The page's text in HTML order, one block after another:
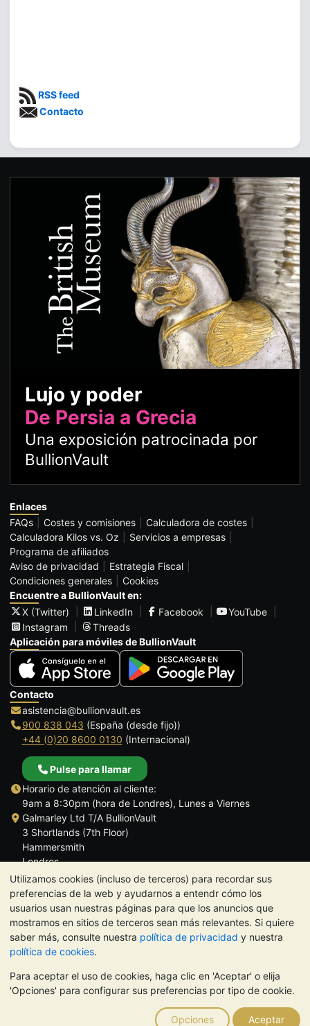
Utilizamos cookies (incluso de terceros) para recordar sus
preferencias de la web y ayudarnos a entendr cómo los
usuarios usan nuestras páginas para que los anuncios que
mostramos en sitios de terceros sean más relevantes. Si quiere
saber más, consulte nuestra política de privacidad y nuestra
política de cookies.
Para aceptar el uso de cookies, haga clic en 'Aceptar' o elija
'Opciones' para configurar sus preferencias por tipo de cookie.
Opciones Aceptar
RSS feed
Contacto
Lujo y poder
De Persia a Grecia
Una exposición patrocinada por
BullionVault
Enlaces
FAQs
Costes y comisiones
Calculadora de costes
Calculadora Kilos vs. Oz
Servicios a empresas
Programa de afiliados
Aviso de privacidad
Estrategia Fiscal
Condiciones generales
Cookies
Encuentre a BullionVault en:
X (Twitter)
LinkedIn Facebook
YouTube
Instagram
Threads
Aplicación para móviles de BullionVault
Contacto
asistencia@bullionvault.es
900 838 043 (España (desde fijo))
+44 (0)20 8600 0130 (Internacional)
Pulse para llamar
Horario de atención al cliente:
9am a 8:30pm (hora de Londres), Lunes a Viernes
Galmarley Ltd T/A BullionVault
3 Shortlands (7th Floor)
Hammersmith
Londres
W6 8DA
Reino Unido
NOTA: El valor de los metales preciosos puede tanto bajar como
subir. Las tendencias históricas no garantizan la evolución
futura de los precios. Nada de lo contenido en los sitios web de
BullionVault ni en ninguna de sus comunicaciones constituye